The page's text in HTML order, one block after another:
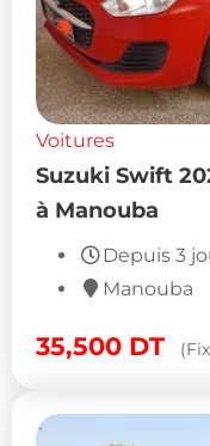
Voitures
Suzuki Swift
à Manouba
Depuis 3
Manouba
35,500 DT